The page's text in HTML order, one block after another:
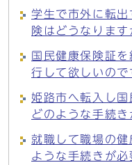
学生で市外に転
険はどうなります
国民健康保険証
行して欲しいので
姫路市へ転入し国
どのような手続き
就職して職場の
ような手続きが必